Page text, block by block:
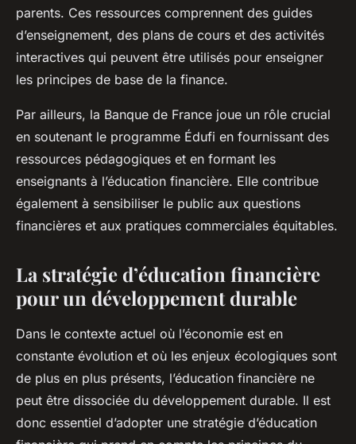
parents. Ces ressources comprennent des guides
d’enseignement, des plans de cours et des activités
interactives qui peuvent être utilisés pour enseigner
les principes de base de la finance.
Par ailleurs, la Banque de France joue un rôle crucial
en soutenant le programme Édufi en fournissant des
ressources pédagogiques et en formant les
enseignants à l’éducation financière. Elle contribue
également à sensibiliser le public aux questions
financières et aux pratiques commerciales équitables.
La stratégie d’éducation financière
pour un développement durable
Dans le contexte actuel où l’économie est en
constante évolution et où les enjeux écologiques sont
de plus en plus présents, l’éducation financière ne
peut être dissociée du développement durable. Il est
donc essentiel d’adopter une stratégie d’éducation